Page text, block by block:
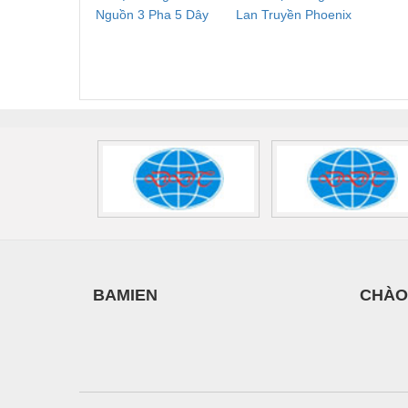
Thiết bị làm sạch
Thiêt bị PCCC
Thiết bị truyền động
Thiết bị văn phòng
Thủy sản - Trang thiết bị
Nguồn 3 Pha 5 Dây
Lan Truyền Phoenix
BAMIEN